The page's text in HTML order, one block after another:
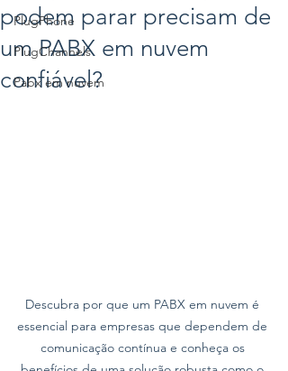
PlugPhone
PlugChannels
Pabx em nuvem
podem parar precisam de
um PABX em nuvem
confiável?
Descubra por que um PABX em nuvem é
essencial para empresas que dependem de
comunicação contínua e conheça os